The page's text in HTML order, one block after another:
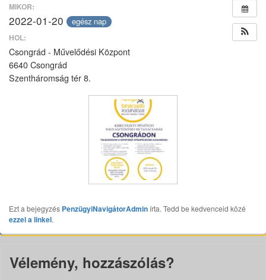
MIKOR:
2022-01-20 egész nap
HOL:
Csongrád - Művelődési Központ
6640 Csongrád
Szentháromság tér 8.
Ezt a bejegyzés PenzügyiNavigátorAdmin írta. Tedd be kedvenceid közé
ezzel a linkel.
Vélemény, hozzászólás?